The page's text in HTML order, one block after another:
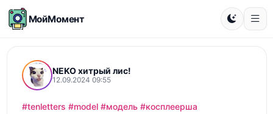
МойМомент
NEKO хитрый лис!
12.09.2024 09:55
#tenletters #model #модель #косплеерша